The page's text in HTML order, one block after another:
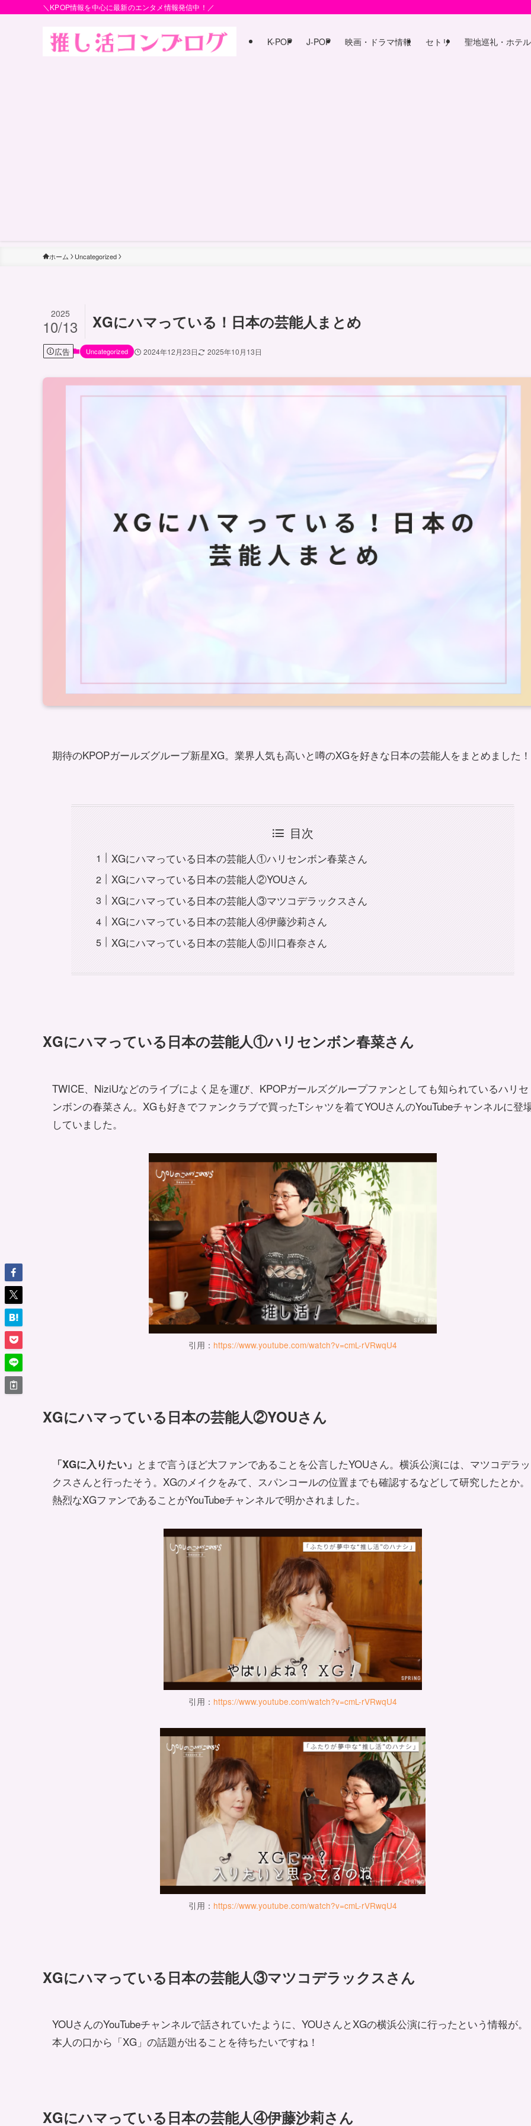
＼KPOP情報を中心に最新のエンタメ情報発信中！／
K-POP J-POP 映画・ドラマ情報 セトリ 聖地巡礼・ホテ
ホーム Uncategorized
XGにハマっている！日本の芸能人まとめ
2025
10/13
広告 Uncategorized 2024年12月23日 2025年10月13日
期待のKPOPガールズグループ新星XG。業界人気も高いと噂のXGを好きな日本の芸能人をまとめました！
目次
XGにハマっている日本の芸能人①ハリセンボン春菜さん
XGにハマっている日本の芸能人②YOUさん
XGにハマっている日本の芸能人③マツコデラックスさん
XGにハマっている日本の芸能人④伊藤沙莉さん
XGにハマっている日本の芸能人⑤川口春奈さん
XGにハマっている日本の芸能人①ハリセンボン春菜さん
TWICE、NiziUなどのライブによく足を運び、KPOPガールズグループファンとしても知られているハリセ
ンボンの春菜さん。XGも好きでファンクラブで買ったTシャツを着てYOUさんのYouTubeチャンネルに登
していました。
引用： https://www.youtube.com/watch?v=cmL-rVRwqU4
XGにハマっている日本の芸能人②YOUさん
「XGに入りたい」 とまで言うほど大ファンであることを公言したYOUさん。横浜公演には、マツコデラッ
クスさんと行ったそう。XGのメイクをみて、スパンコールの位置までも確認するなどして研究したとか。
熱烈なXGファンであることがYouTubeチャンネルで明かされました。
引用： https://www.youtube.com/watch?v=cmL-rVRwqU4
引用： https://www.youtube.com/watch?v=cmL-rVRwqU4
XGにハマっている日本の芸能人③マツコデラックスさん
YOUさんのYouTubeチャンネルで話されていたように、YOUさんとXGの横浜公演に行ったという情報が。
本人の口から「XG」の話題が出ることを待ちたいですね！
XGにハマっている日本の芸能人④伊藤沙莉さん